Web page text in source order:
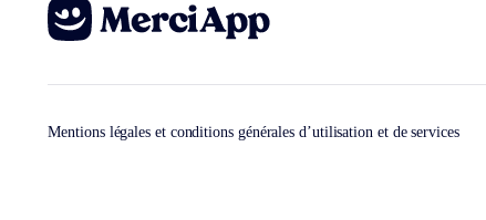
Mentions légales et conditions générales d’utilisation et de services